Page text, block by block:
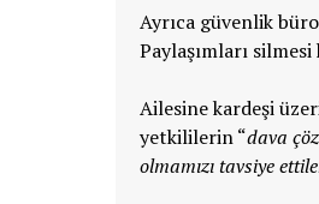
Ayrıca güvenlik
Paylaşımları
Ailesine kardeşi
yetkililerin “dava
olmamızı tavsiye